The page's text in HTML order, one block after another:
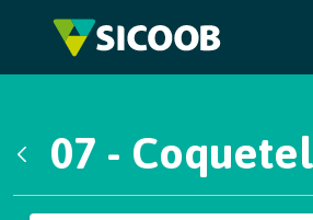
Pular para o Conteúdo principal
07 - Coquetel